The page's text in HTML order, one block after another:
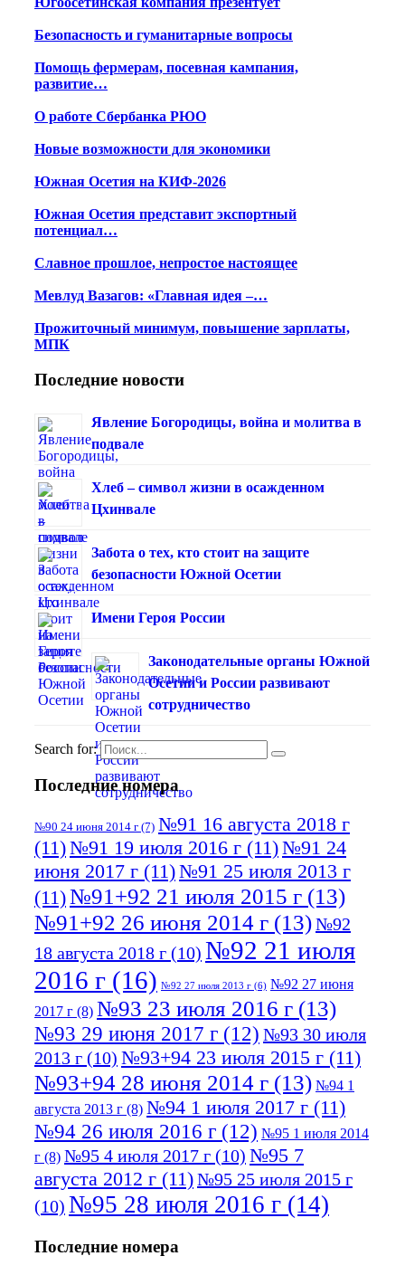
Безопасность и гуманитарные вопросы
Помощь фермерам, посевная кампания,
развитие…
О работе Сбербанка РЮО
Новые возможности для экономики
Южная Осетия на КИФ-2026
Южная Осетия представит экспортный
потенциал…
Славное прошлое, непростое настоящее
Мевлуд Вазагов: «Главная идея –…
Прожиточный минимум, повышение зарплаты,
МПК
Последние новости
Явление Богородицы, война и молитва в
подвале
Хлеб – символ жизни в осажденном
Цхинвале
Забота о тех, кто стоит на защите
безопасности Южной Осетии
Имени Героя России
Законодательные органы Южной
Осетии и России развивают
сотрудничество
Search for:
Последние номера
№90 24 июня 2014 г (7) №91 16 августа 2018 г
(11)№91 19 июля 2016 г (11)№91 24
июня 2017 г (11)№91 25 июля 2013 г
(11)№91+92 21 июля 2015 г (13)
№91+92 26 июня 2014 г (13)№92
18 августа 2018 г (10) №92 21 июля
2016 г (16) №92 27 июля 2013 г (6) №92 27 июня
2017 г (8) №93 23 июля 2016 г (13)
№93 29 июня 2017 г (12) №93 30 июля
2013 г (10) №93+94 23 июля 2015 г (11)
№93+94 28 июня 2014 г (13) №94 1
августа 2013 г (8) №94 1 июля 2017 г (11)
№94 26 июля 2016 г (12) №95 1 июля 2014
г (8) №95 4 июля 2017 г (10) №95 7
августа 2012 г (11)№95 25 июля 2015 г
(10) №95 28 июля 2016 г (14)
июля 2017 г(11)№96 9 августа 2012
Последние номера